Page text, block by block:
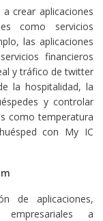
crear aplicaciones
como servicios
las aplicaciones
financieros
y tráfico de twitter
la hospitalidad, la
y controlar
como temperatura
con My IC
de aplicaciones,
a